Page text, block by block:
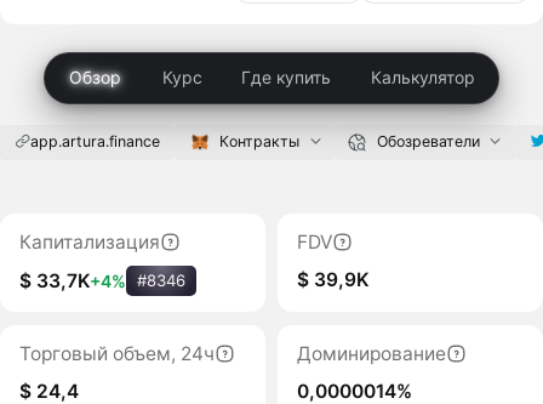
Обзор Курс Где купить Калькулятор
app.artura.finance Контракты Обозреватели
Капитализация
$ 33,7K+4% #8346
FDV
$ 39,9K
Торговый объем, 24ч
$ 24,4
Доминирование
0,0000014%